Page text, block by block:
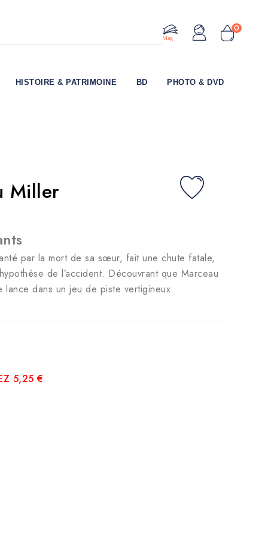
0
Le Mag
HISTOIRE & PATRIMOINE BD PHOTO & DVD
Miller
par la mort de sa sœur, fait une chute fatale,
de l’accident. Découvrant que Marceau
dans un jeu de piste vertigineux.
5,25 €